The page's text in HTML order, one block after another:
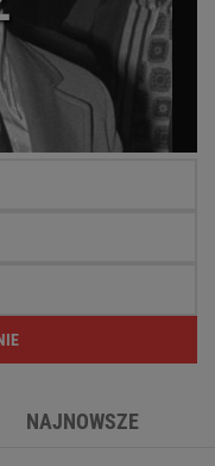
NAJNOWSZE